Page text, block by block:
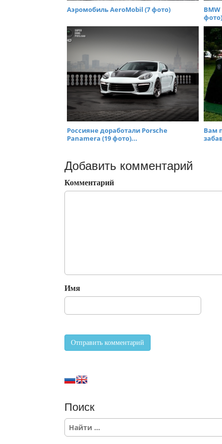
Аэромобиль AeroMobil (7 фото)
Россияне доработали Porsche
Panamera (19 фото)...
Вам
Добавить комментарий
Комментарий
Имя
Поиск
S
e